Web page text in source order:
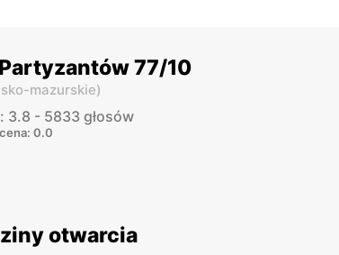
77/10
mazurskie)
3.8 - 5833 głosów
0.0
otwarcia